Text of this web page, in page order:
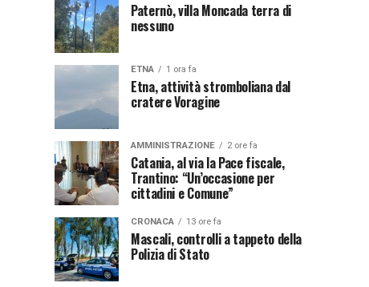
Paternò, villa Moncada terra di
nessuno
ETNA 1 ora fa
Etna, attività stromboliana dal
cratere Voragine
AMMINISTRAZIONE 2 ore fa
Catania, al via la Pace fiscale,
Trantino: “Un’occasione per
cittadini e Comune”
CRONACA 13 ore fa
Mascali, controlli a tappeto della
Polizia di Stato